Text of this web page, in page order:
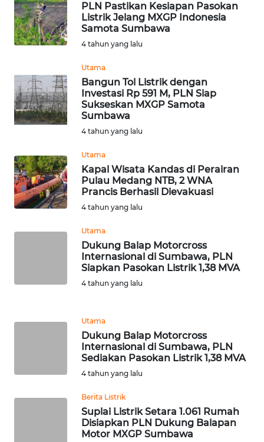
PLN Pastikan Kesiapan Pasokan
Listrik Jelang MXGP Indonesia
Samota Sumbawa
4 tahun yang lalu
Utama
Bangun Tol Listrik dengan
Investasi Rp 591 M, PLN Siap
Sukseskan MXGP Samota
Sumbawa
4 tahun yang lalu
Utama
Kapal Wisata Kandas di Perairan
Pulau Medang NTB, 2 WNA
Prancis Berhasil Dievakuasi
4 tahun yang lalu
Utama
Dukung Balap Motorcross
Internasional di Sumbawa, PLN
Siapkan Pasokan Listrik 1,38 MVA
4 tahun yang lalu
Utama
Dukung Balap Motorcross
Internasional di Sumbawa, PLN
Sediakan Pasokan Listrik 1,38 MVA
4 tahun yang lalu
Berita Listrik
Suplai Listrik Setara 1.061 Rumah
Disiapkan PLN Dukung Balapan
Motor MXGP Sumbawa
SERDANG
WN
WN
PAKPAK
WN
BEKASI
TAPANULI